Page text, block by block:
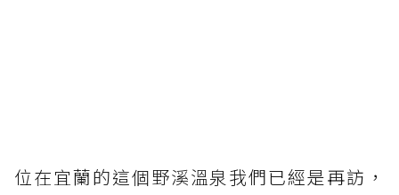
位在宜蘭的這個野溪溫泉我們已經是再訪，